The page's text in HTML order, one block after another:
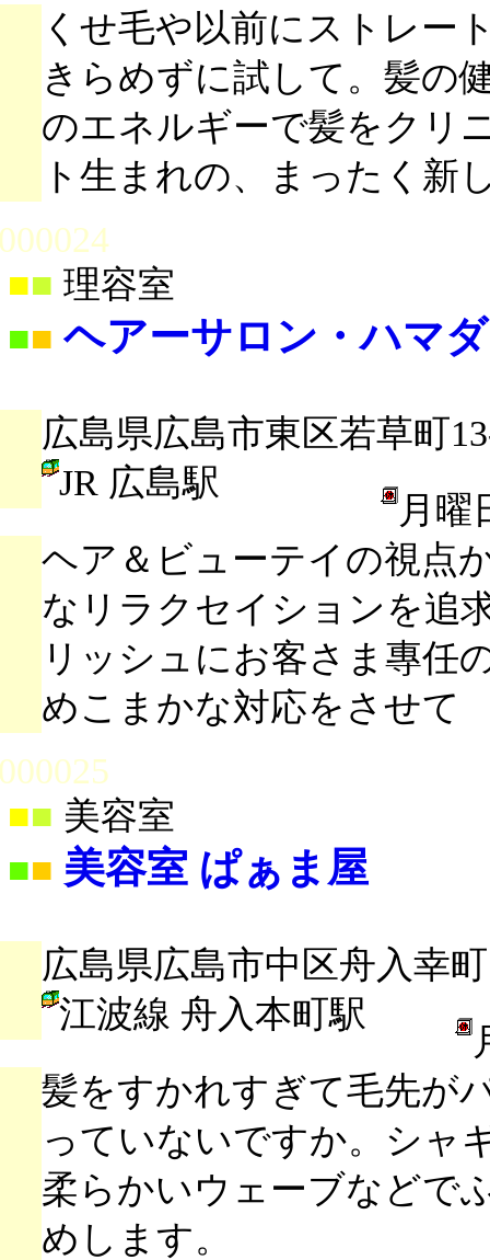
くせ毛や以前にストレー
きらめずに試して。髪の
のエネルギーで髪をクリ
ト生まれの、まったく新
■ 理容室
■■ ヘアーサロン・ハマダ
広島県広島市東区若草町
JR 広島駅
月曜
ヘア＆ビューテイの視点
なリラクセイションを追
リッシュにお客さま專任
めこまかな対応をさせて
■ 美容室
■■ 美容室 ぱぁま屋
広島県広島市中区舟入幸町
江波線 舟入本町駅
髪をすかれすぎて毛先が
っていないですか。シャ
柔らかいウェーブなどで
めします。